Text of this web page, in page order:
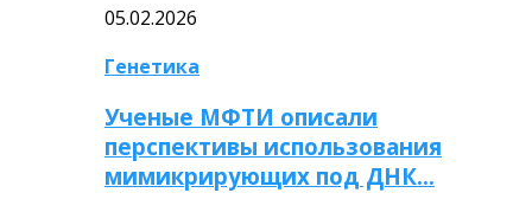
05.02.2026
Генетика
Ученые МФТИ описали
перспективы использования
мимикрирующих под ДНК…